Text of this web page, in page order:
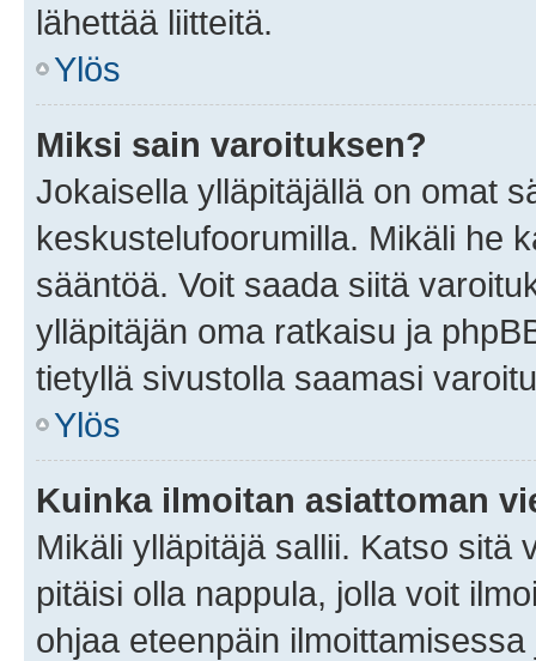
lähettää liitteitä.
Ylös
Miksi sain varoituksen?
Jokaisella ylläpitäjällä on omat
keskustelufoorumilla. Mikäli he
sääntöä. Voit saada siitä
ylläpitäjän oma ratkaisu ja
tietyllä sivustolla saamasi
Ylös
Kuinka ilmoitan asiattoman
Mikäli ylläpitäjä sallii. Katso sitä
pitäisi olla nappula, jolla voit
ohjaa eteenpäin